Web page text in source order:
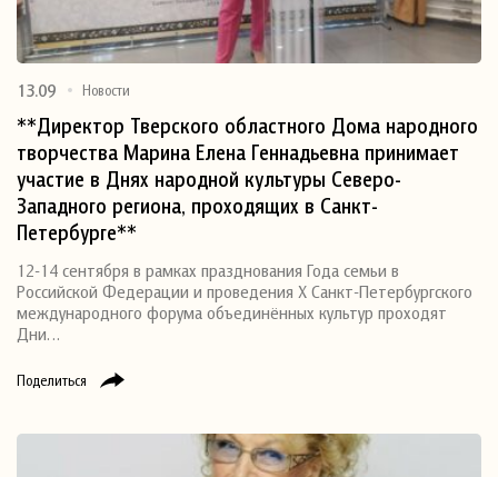
Поделиться
13.09 Новости
**Директор Тверского областного Дома народного
творчества Марина Елена Геннадьевна принимает
участие в Днях народной культуры Северо-
Западного региона, проходящих в Санкт-
Петербурге**
12-14 сентября в рамках празднования Года семьи в
Российской Федерации и проведения X Санкт-Петербургского
международного форума объединённых культур проходят
Дни…